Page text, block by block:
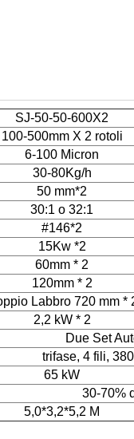
SJ-50-50-600X2
100-500mm X 2 rotoli
6-100 Micron
30-80Kg/h
50 mm*2
30:1 o 32:1
#146*2
15Kw *2
60mm * 2
120mm * 2
Labbro 720 mm *
2,2 kW * 2
Due Set
trifase, 4 fili,
65 kW
30-70%
5,0*3,2*5,2 M